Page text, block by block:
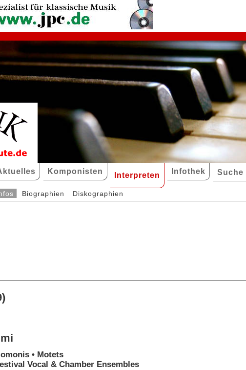
Komponisten Interpreten Infothek Suche
Biographien Diskographien
• Motets
Vocal & Chamber Ensembles